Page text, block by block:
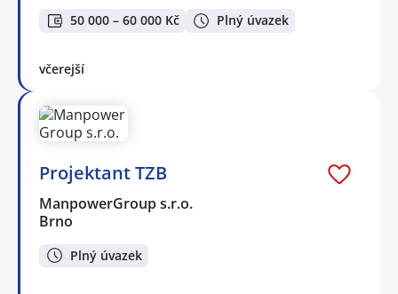
50 000 – 60 000 Kč Plný úvazek
včerejší
Projektant TZB
ManpowerGroup s.r.o.
Brno
Plný úvazek